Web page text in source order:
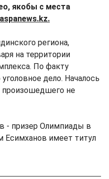
якобы с места
региона,
на территории
По факту
дело. Началось
произошедшего не
- призер Олимпиады в
Есимханов имеет титул